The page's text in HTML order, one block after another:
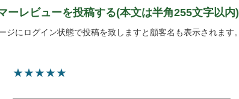
ーレビューを投稿する(本文は半角255文字以内)
ジにログイン状態で投稿を致しますと顧客名も表示されます。
★★★★★